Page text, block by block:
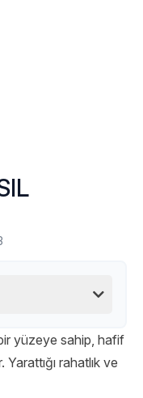
yüzeye sahip, hafif
Yarattığı rahatlık ve